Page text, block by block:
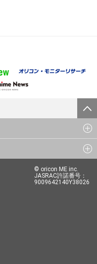
© oricon ME inc.
JASRAC許諾番号：
9009642140Y38026